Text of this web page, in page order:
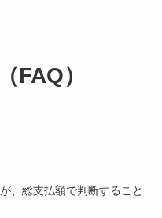
FAQ）
、総支払額で判断すること